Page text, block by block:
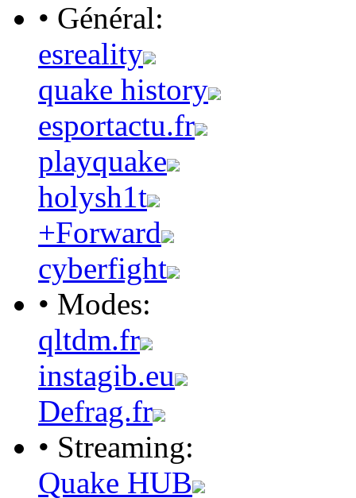
• Général:
esreality
quake history
esportactu.fr
playquake
holysh1t
+Forward
cyberfight
• Modes:
qltdm.fr
instagib.eu
Defrag.fr
• Streaming:
Quake HUB